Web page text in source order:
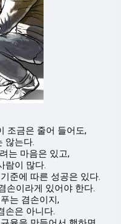
조금은 줄어 들어도,
않는다.
는 마음은 있고,
람이 많다.
준에 따른 성공은 있다.
손이라게 있어야 한다.
는 겸손이지,
손은 아니다.